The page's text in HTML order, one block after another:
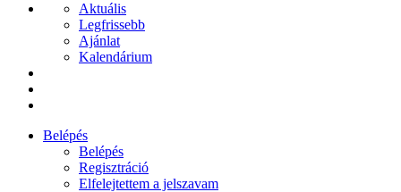
Aktuális
Legfrissebb
Ajánlat
Kalendárium
Belépés
Belépés
Regisztráció
Elfelejtettem a jelszavam